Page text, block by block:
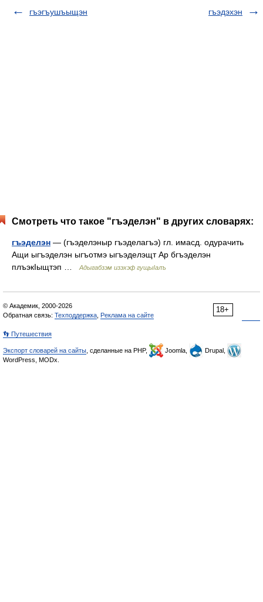
гъэгъушъыщэн
гъэдэхэн
Смотреть что такое "гъэделэн" в других словарях:
гъэделэн — (гъэделэныр гъэделагъэ) гл. имасд. одурачить
Ащи ыгъэделэн ыгъотмэ ыгъэделэщт Ар бгъэделэн
плъэкIыщтэп …
Адыгабзэм изэхэф гущыIалъ
18+
© Академик, 2000-2026
Обратная связь: Техподдержка Реклама на сайте
👣 Путешествия
Экспорт словарей на сайты , сделанные на PHP, Joomla,
Drupal,
WordPress, MODx.